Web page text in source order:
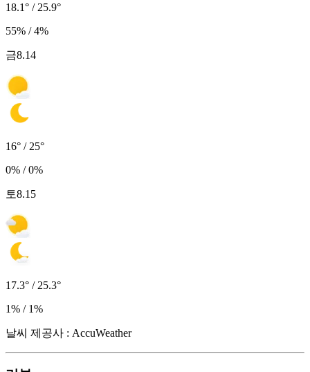
18.1° / 25.9°
55% / 4%
금8.14
16° / 25°
0% / 0%
토8.15
17.3° / 25.3°
1% / 1%
날씨 제공사 : AccuWeather